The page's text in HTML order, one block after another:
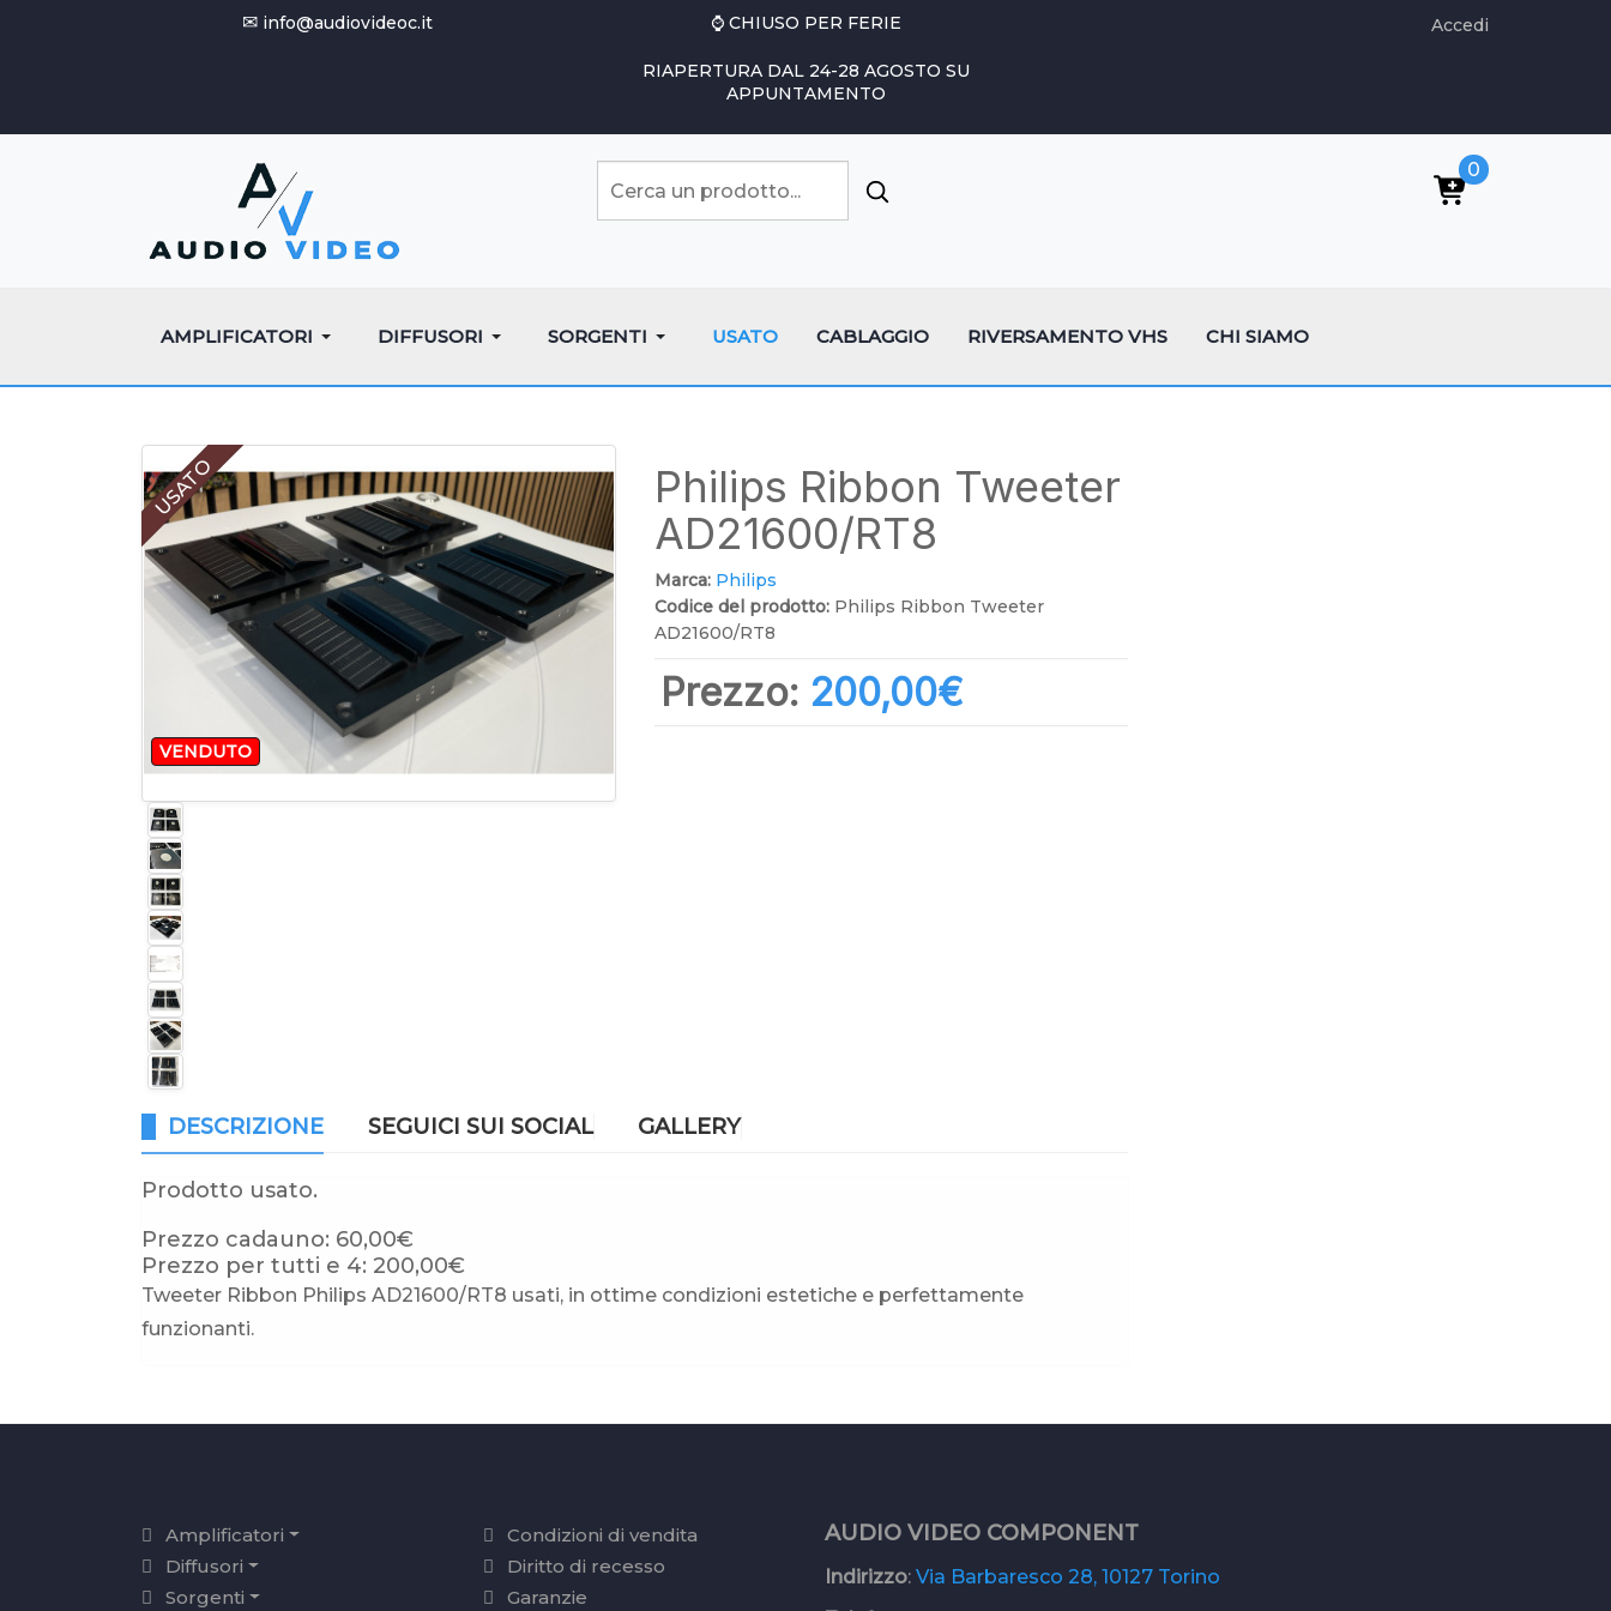
✉ info@audiovideoc.it ⌚ CHIUSO PER FERIE
RIAPERTURA DAL 24-28 AGOSTO SU
APPUNTAMENTO
Accedi
0
AMPLIFICATORI DIFFUSORI SORGENTI USATO CABLAGGIO RIVERSAMENTO VHS CHI SIAMO
USATO
VENDUTO
Philips Ribbon Tweeter
AD21600/RT8
Marca: Philips
Codice del prodotto: Philips Ribbon Tweeter
AD21600/RT8
Prezzo: 200,00‎€
DESCRIZIONE SEGUICI SUI SOCIAL GALLERY
Prodotto usato.
Prezzo cadauno: 60,00€
Prezzo per tutti e 4: 200,00€
Tweeter Ribbon Philips AD21600/RT8 usati, in ottime condizioni estetiche e perfettamente
funzionanti.
Amplificatori
Diffusori
Sorgenti
Condizioni di vendita
Diritto di recesso
Garanzie
AUDIO VIDEO COMPONENT
Indirizzo: Via Barbaresco 28, 10127 Torino